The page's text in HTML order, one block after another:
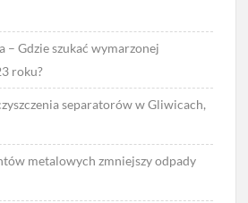
– Gdzie szukać wymarzonej
roku?
separatorów w Gliwicach,
metalowych zmniejszy odpady